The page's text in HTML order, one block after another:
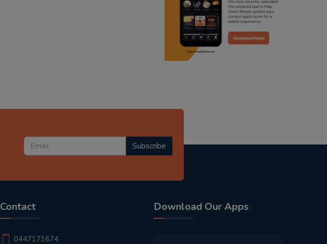
punjabi podcast australia
radio haanji updates
punjabi kahani
Subscribe
Contact
0447171674
Download Our Apps